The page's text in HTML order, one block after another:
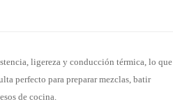
ligereza y conducción térmica, lo que
perfecto para preparar mezclas, batir
de cocina.